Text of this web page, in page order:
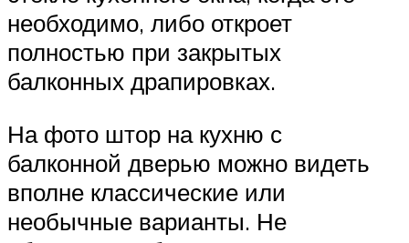
необходимо, либо откроет
полностью при закрытых
балконных драпировках.
На фото штор на кухню с
балконной дверью можно видеть
вполне классические или
необычные варианты. Не